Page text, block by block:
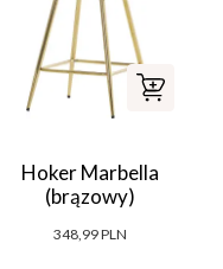
Hoker Marbella
(brązowy)
348,99 PLN